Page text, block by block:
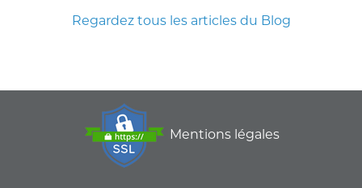
Regardez tous les articles du Blog
Mentions légales